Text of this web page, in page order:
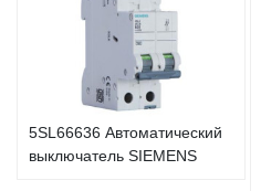
5SL66636 Автоматический
выключатель SIEMENS